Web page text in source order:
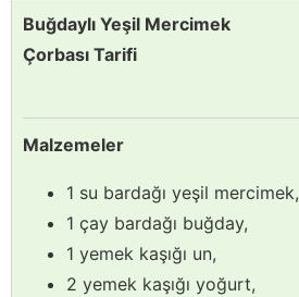
Buğdaylı Yeşil Mercimek
Çorbası Tarifi
Malzemeler
1 su bardağı yeşil mercimek,
1 çay bardağı buğday,
1 yemek kaşığı un,
2 yemek kaşığı yoğurt,